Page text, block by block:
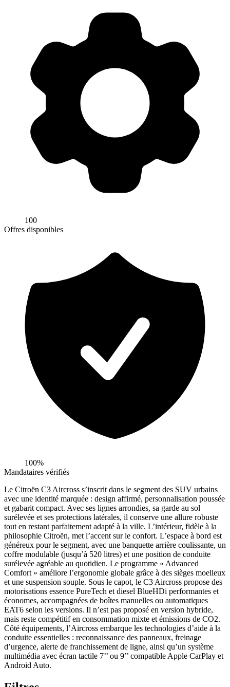
100
Offres disponibles
100%
Mandataires vérifiés
Le Citroën C3 Aircross s’inscrit dans le segment des SUV urbains
avec une identité marquée : design affirmé, personnalisation poussée
et gabarit compact. Avec ses lignes arrondies, sa garde au sol
surélevée et ses protections latérales, il conserve une allure robuste
tout en restant parfaitement adapté à la ville. L’intérieur, fidèle à la
philosophie Citroën, met l’accent sur le confort. L’espace à bord est
généreux pour le segment, avec une banquette arrière coulissante, un
coffre modulable (jusqu’à 520 litres) et une position de conduite
surélevée agréable au quotidien. Le programme « Advanced
Comfort » améliore l’ergonomie globale grâce à des sièges moelleux
et une suspension souple. Sous le capot, le C3 Aircross propose des
motorisations essence PureTech et diesel BlueHDi performantes et
économes, accompagnées de boîtes manuelles ou automatiques
EAT6 selon les versions. Il n’est pas proposé en version hybride,
mais reste compétitif en consommation mixte et émissions de CO2.
Côté équipements, l’Aircross embarque les technologies d’aide à la
conduite essentielles : reconnaissance des panneaux, freinage
d’urgence, alerte de franchissement de ligne, ainsi qu’un système
multimédia avec écran tactile 7’’ ou 9’’ compatible Apple CarPlay et
Android Auto.